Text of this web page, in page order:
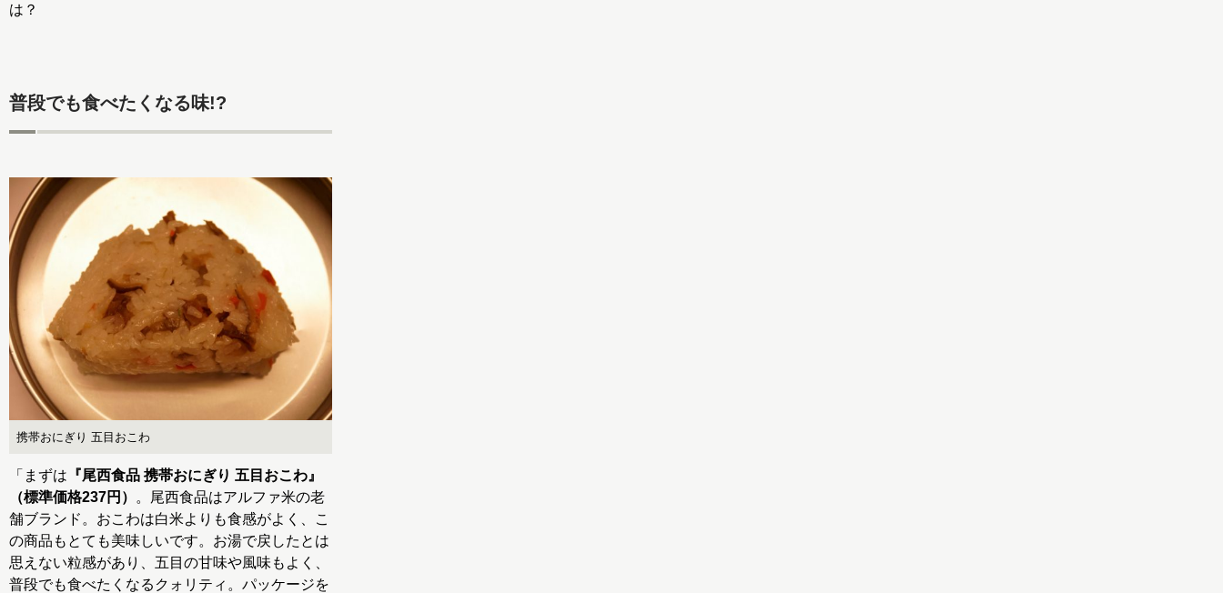
は？
普段でも食べたくなる味!?
携帯おにぎり 五目おこわ
「まずは 『尾西食品 携帯おにぎり 五目おこわ』
（標準価格237円）
。尾西食品はアルファ米の老
舗ブランド。おこわは白米よりも食感がよく、こ
の商品もとても美味しいです。お湯で戻したとは
思えない粒感があり、五目の甘味や風味もよく、
普段でも食べたくなるクォリティ。パッケージを